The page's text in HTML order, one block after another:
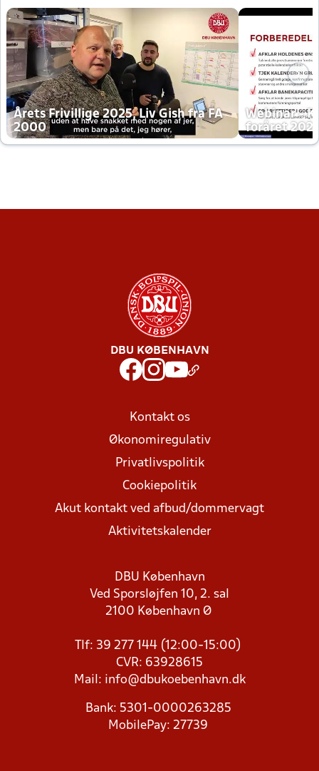
Årets Frivillige 2025, Liv Gish fra FA
2000
Webinar -
foråret
DBU KØBENHAVN
Kontakt os
Økonomiregulativ
Privatlivspolitik
Cookiepolitik
Akut kontakt ved afbud/dommervagt
Aktivitetskalender
DBU København
Ved Sporsløjfen 10, 2. sal
2100 København Ø
Tlf: 39 277 144 (12:00-15:00)
CVR: 63928615
Mail: info@dbukoebenhavn.dk
Bank: 5301-0000263285
MobilePay: 27739